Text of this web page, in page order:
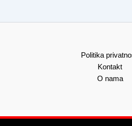
Politika
Kontakt
O nama